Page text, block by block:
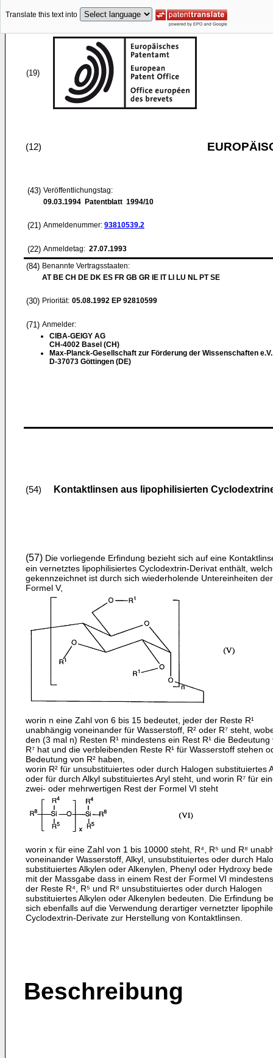
Translate this text into
(19)
(12)
(43) Veröffentlichungstag:
09.03.1994 Patentblatt 1994/10
(21) Anmeldenummer: 93810539.2
(22) Anmeldetag: 27.07.1993
(84) Benannte Vertragsstaaten:
AT BE CH DE DK ES FR GB GR IE IT LI LU NL PT SE
(30) Priorität: 05.08.1992 EP 92810599
(71) Anmelder:
CIBA-GEIGY AG
CH-4002 Basel (CH)
Max-Planck-Gesellschaft zur Förderung der Wissenschaften e.V.
D-37073 Göttingen (DE)
(54) Kontaktlinsen aus lipophilisierten
(57) Die vorliegende Erfindung bezieht sich auf eine
ein vernetztes lipophilisiertes Cyclodextrin-Derivat enthält,
gekennzeichnet ist durch sich wiederholende Untereinheiten der
Formel V,
worin n eine Zahl von 6 bis 15 bedeutet, jeder der Reste R¹
unabhängig voneinander für Wasserstoff, R² oder R⁷ steht,
den (3 mal n) Resten R¹ mindestens ein Rest R¹ die Bedeutung
R⁷ hat und die verbleibenden Reste R¹ für Wasserstoff stehen
Bedeutung von R² haben,
worin R² für unsubstituiertes oder durch Halogen substituiertes
oder für durch Alkyl substituiertes Aryl steht, und worin R⁷ für
zwei- oder mehrwertigen Rest der Formel VI steht
worin x für eine Zahl von 1 bis 10000 steht, R⁴, R⁵ und R⁸
voneinander Wasserstoff, Alkyl, unsubstituiertes oder durch
substituiertes Alkylen oder Alkenylen, Phenyl oder Hydroxy
mit der Massgabe dass in einem Rest der Formel VI
der Reste R⁴, R⁵ und R⁸ unsubstituiertes oder durch Halogen
substituiertes Alkylen oder Alkenylen bedeuten. Die Erfindung
sich ebenfalls auf die Verwendung derartiger vernetzter
Cyclodextrin-Derivate zur Herstellung von Kontaktlinsen.
Beschreibung